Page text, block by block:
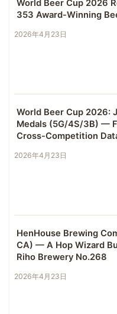
World Beer Cup 2026
353 Award-Winning
2026年4月23日
World Beer Cup 2026:
Medals (5G/4S/3B) —
Cross-Competition
2026年4月23日
HenHouse Brewing
CA) — A Hop Wizard
Riho Brewery No.268
2026年4月23日